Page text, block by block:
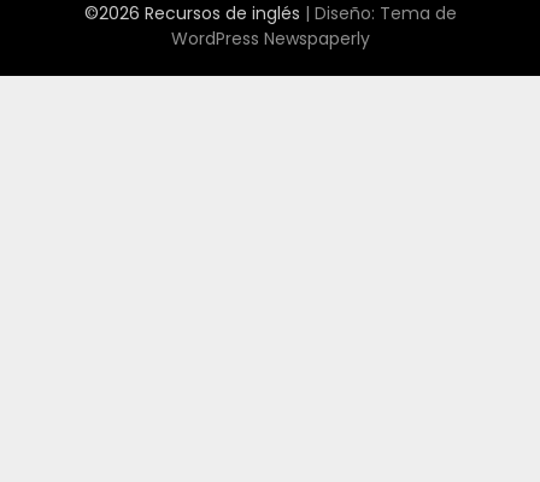
©2026 Recursos de inglés | Diseño: Tema de
WordPress Newspaperly